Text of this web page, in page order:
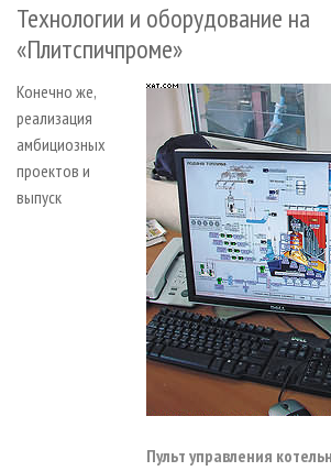
Технологии и оборудование на
«Плитспичпроме»
Пульт управления
Конечно же,
реализация
амбициозных
проектов и
выпуск